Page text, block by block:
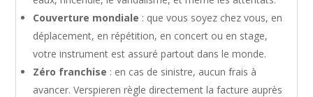
Couverture mondiale : que vous soyez chez vous, en
déplacement, en répétition, en concert ou en stage,
votre instrument est assuré partout dans le monde.
Zéro franchise : en cas de sinistre, aucun frais à
avancer. Verspieren règle directement la facture auprès